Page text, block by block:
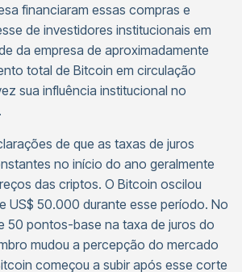
financiaram essas compras e
de investidores institucionais em
da empresa de aproximadamente
total de Bitcoin em circulação
sua influência institucional no
de que as taxas de juros
no início do ano geralmente
das criptos. O Bitcoin oscilou
US$ 50.000 durante esse período. No
50 pontos-base na taxa de juros do
mudou a percepção do mercado
começou a subir após esse corte